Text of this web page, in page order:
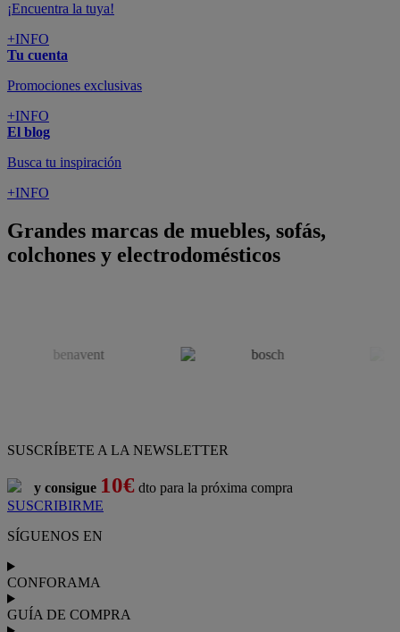
¡Encuentra la tuya!
+INFO
Tu cuenta
Promociones exclusivas
+INFO
El blog
Busca tu inspiración
+INFO
Grandes marcas de muebles, sofás,
colchones y electrodomésticos
SUSCRÍBETE A LA NEWSLETTER
y consigue 10€ dto para la próxima compra
SUSCRIBIRME
SÍGUENOS EN
CONFORAMA
GUÍA DE COMPRA